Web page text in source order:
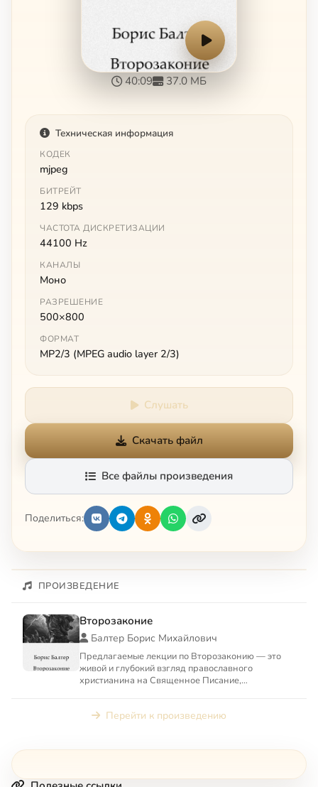
40:09 37.0 МБ
Техническая информация
КОДЕК
mjpeg
БИТРЕЙТ
129 kbps
ЧАСТОТА ДИСКРЕТИЗАЦИИ
44100 Hz
КАНАЛЫ
Моно
РАЗРЕШЕНИЕ
500×800
ФОРМАТ
MP2/3 (MPEG audio layer 2/3)
Слушать
Скачать файл
Все файлы произведения
Поделиться:
ПРОИЗВЕДЕНИЕ
Второзаконие
Балтер Борис Михайлович
Предлагаемые лекции по Второзаконию — это
живой и глубокий взгляд православного
христианина на Священное Писание,
Перейти к произведению